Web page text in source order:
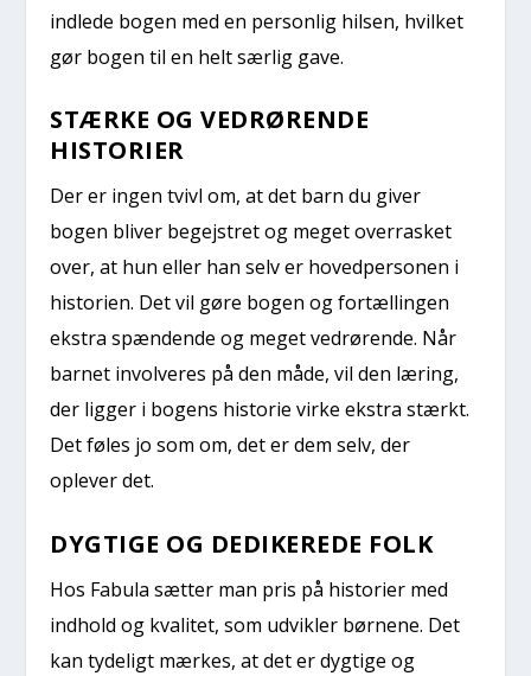
indlede bogen med en personlig hilsen, hvilket
gør bogen til en helt særlig gave.
STÆRKE OG VEDRØRENDE
HISTORIER
Der er ingen tvivl om, at det barn du giver
bogen bliver begejstret og meget overrasket
over, at hun eller han selv er hovedpersonen i
historien. Det vil gøre bogen og fortællingen
ekstra spændende og meget vedrørende. Når
barnet involveres på den måde, vil den læring,
der ligger i bogens historie virke ekstra stærkt.
Det føles jo som om, det er dem selv, der
oplever det.
DYGTIGE OG DEDIKEREDE FOLK
Hos Fabula sætter man pris på historier med
indhold og kvalitet, som udvikler børnene. Det
kan tydeligt mærkes, at det er dygtige og